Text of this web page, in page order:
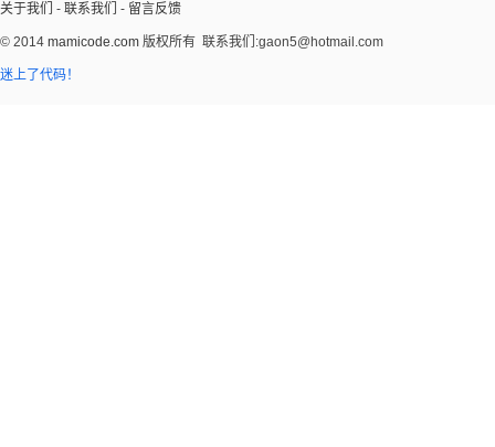
关于我们 - 联系我们 - 留言反馈
© 2014 mamicode.com 版权所有 联系我们:gaon5@hotmail.com
迷上了代码！